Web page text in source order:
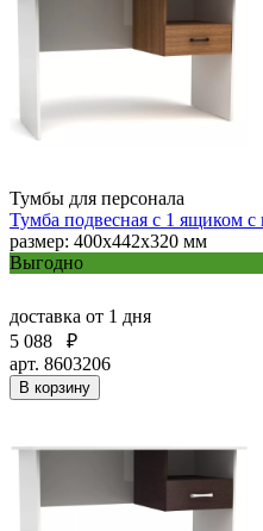
Тумбы для персонала
Тумба подвесная с 1 ящиком
размер: 400x442x320 мм
Выгодно
доставка от 1 дня
5 088
₽
арт. 8603206
В корзину